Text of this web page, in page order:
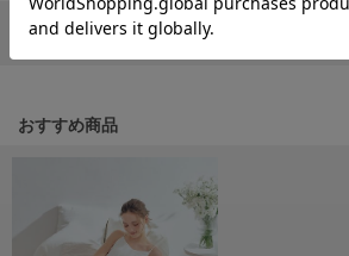
へノン
リポストする
おすすめ商品